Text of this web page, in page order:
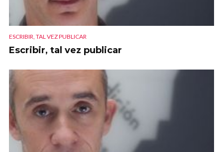
ESCRIBIR, TAL VEZ PUBLICAR
Escribir, tal vez publicar